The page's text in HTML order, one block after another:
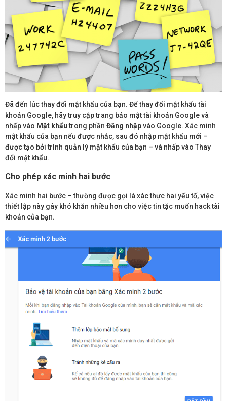
Đã đến lúc thay đổi mật khẩu của bạn. Để thay đổi mật khẩu tài
khoản Google, hãy truy cập trang bảo mật tài khoản Google và
nhấp vào Mật khẩutrong phần Đăng nhậpvào Google. Xác minh
mật khẩu của bạn nếu được nhắc, sau đó nhập mật khẩu mới –
được tạo bởi trình quản lý mật khẩu của bạn – và nhấp vào Thay
đổi mật khẩu.
Cho phép xác minh hai bước
Xác minh hai bước – thường được gọi là xác thực hai yếu tố, việc
thiết lập này gây khó khăn nhiều hơn cho việc tin tặc muốn hack tài
khoản của bạn.